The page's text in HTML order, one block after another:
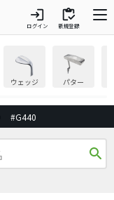
login
ログイン
inventory
新規登録
ウェッジ パター
#G440
search